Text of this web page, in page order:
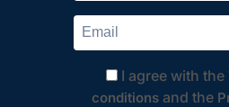
I agree with the
conditions and the